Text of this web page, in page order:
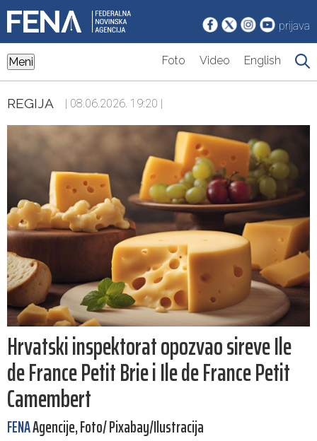
prijava
Meni Foto Video English
REGIJA | 08.06.2026. 19:20 |
Hrvatski inspektorat opozvao sireve Ile
de France Petit Brie i Ile de France Petit
Camembert
FENAAgencije, Foto/ Pixabay/Ilustracija